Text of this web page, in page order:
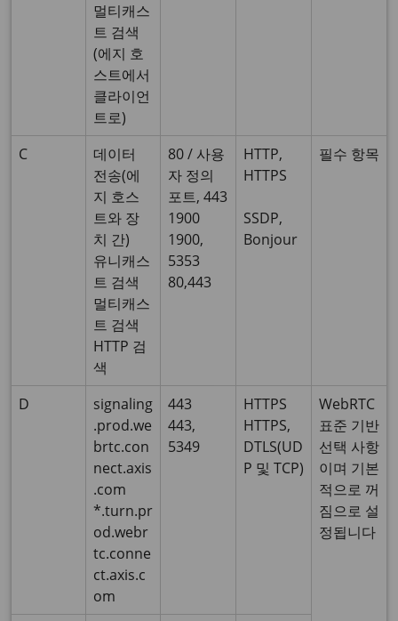
멀티캐스
트 검색
(에지 호
스트에서
클라이언
트로)
C
데이터
전송(에
지 호스
트와 장
치 간)
유니캐스
트 검색
멀티캐스
트 검색
HTTP 검
색
80 / 사용
자 정의
포트, 443
1900
1900,
5353
80,443
HTTP,
HTTPS
SSDP,
Bonjour
필수 항목
D
signaling
.prod.we
brtc.con
nect.axis
.com
*.turn.pr
od.webr
tc.conne
ct.axis.c
om
443
443,
5349
HTTPS
HTTPS,
DTLS(UD
P 및 TCP)
WebRTC
표준 기반
선택 사항
이며 기본
적으로 꺼
짐으로 설
정됩니다